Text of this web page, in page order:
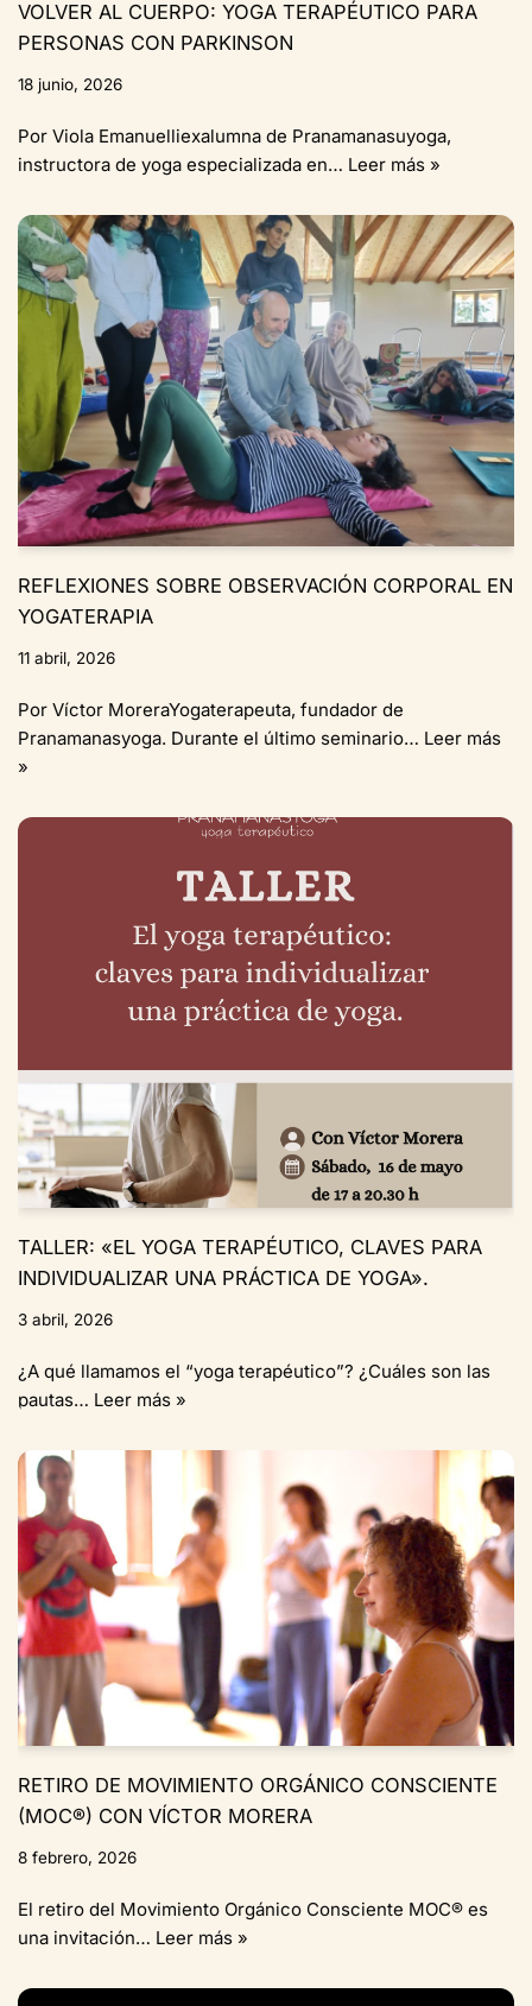
VOLVER AL CUERPO: YOGA TERAPÉUTICO PARA
PERSONAS CON PARKINSON
18 junio, 2026
Por Viola Emanuelliexalumna de Pranamanasuyoga,
instructora de yoga especializada en… Leer más »
REFLEXIONES SOBRE OBSERVACIÓN CORPORAL EN
YOGATERAPIA
11 abril, 2026
Por Víctor MoreraYogaterapeuta, fundador de
Pranamanasyoga. Durante el último seminario… Leer más
»
TALLER: «EL YOGA TERAPÉUTICO, CLAVES PARA
INDIVIDUALIZAR UNA PRÁCTICA DE YOGA».
3 abril, 2026
¿A qué llamamos el “yoga terapéutico”? ¿Cuáles son las
pautas… Leer más »
RETIRO DE MOVIMIENTO ORGÁNICO CONSCIENTE
(MOC®) CON VÍCTOR MORERA
8 febrero, 2026
El retiro del Movimiento Orgánico Consciente MOC® es
una invitación… Leer más »